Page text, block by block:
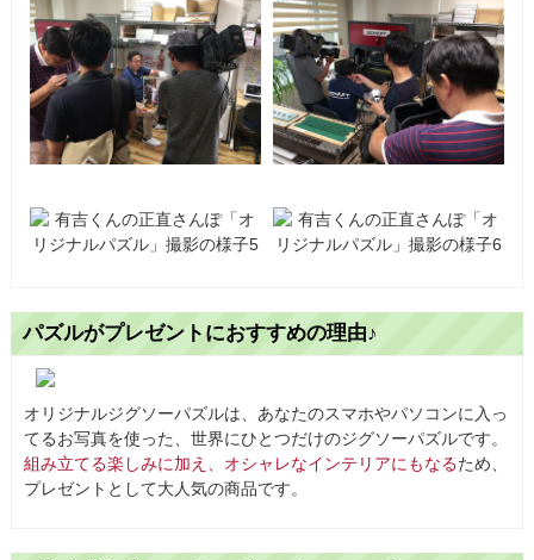
パズルがプレゼントにおすすめの理由♪
オリジナルジグソーパズルは、あなたのスマホやパソコンに入っ
てるお写真を使った、世界にひとつだけのジグソーパズルです。
組み立てる楽しみに加え、オシャレなインテリアにもなるため、
プレゼントとして大人気の商品です。